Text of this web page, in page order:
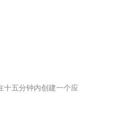
十五分钟内创建一个应